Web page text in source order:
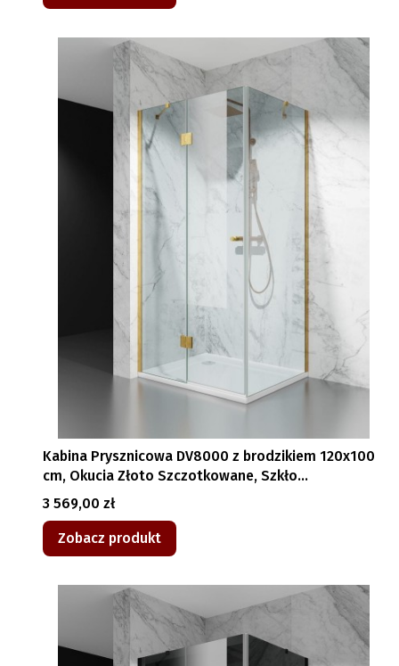
Kabina Prysznicowa DV8000 z brodzikiem 120x100
cm, Okucia Złoto Szczotkowane, Szkło
Transparentne
Cena
3 569,00 zł
Zobacz produkt